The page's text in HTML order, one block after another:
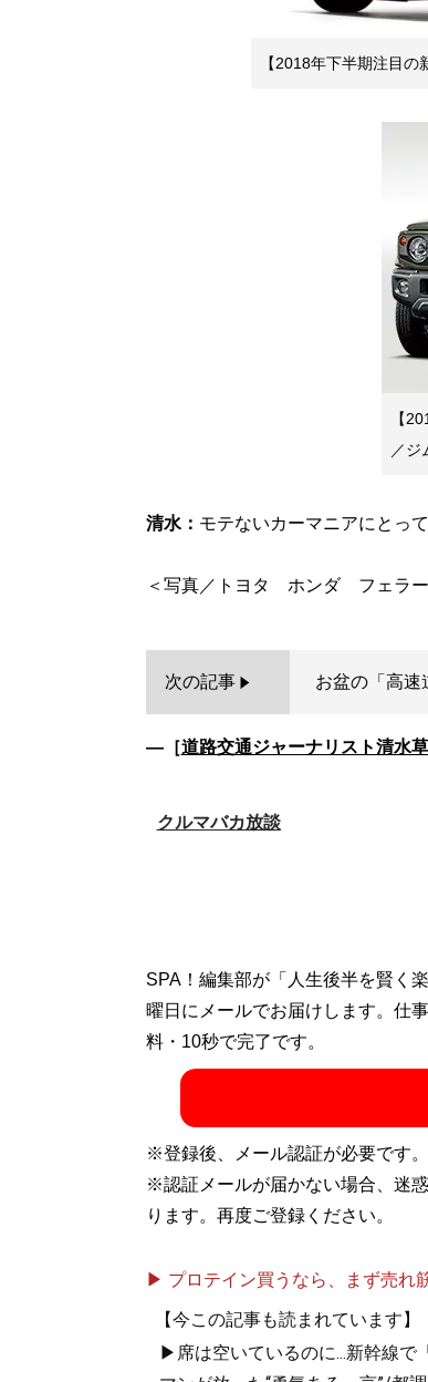
【2018年下半期注目の
【
／ジ
清水： モテないカーマニアにとっ
次の記事 お盆の「高速
―［道路交通ジャーナリスト清水
クルマバカ放談
SPA！編集部が「人生後半を賢く
曜日にメールでお届けします。仕
料・10秒で完了です。
※登録後、メール認証が必要です
※認証メールが届かない場合、迷
ります。再度ご登録ください。
▶ プロテイン買うなら、まず売れ
【今この記事も読まれています】
▶席は空いているのに...新幹線で